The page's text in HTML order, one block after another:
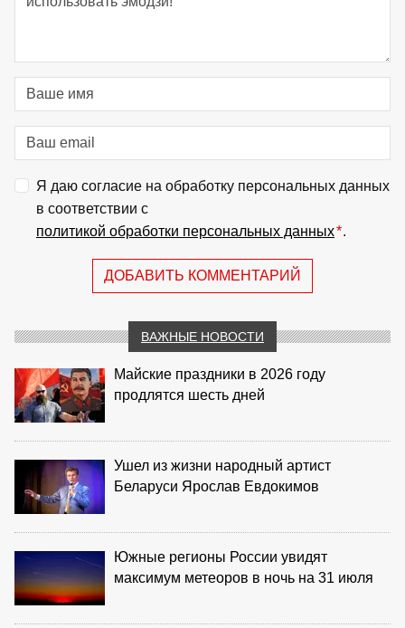
Я даю согласие на обработку персональных данных
в соответствии с
политикой обработки персональных данных*.
ДОБАВИТЬ КОММЕНТАРИЙ
ВАЖНЫЕ НОВОСТИ
Майские праздники в 2026 году
продлятся шесть дней
Ушел из жизни народный артист
Беларуси Ярослав Евдокимов
Южные регионы России увидят
максимум метеоров в ночь на 31 июля